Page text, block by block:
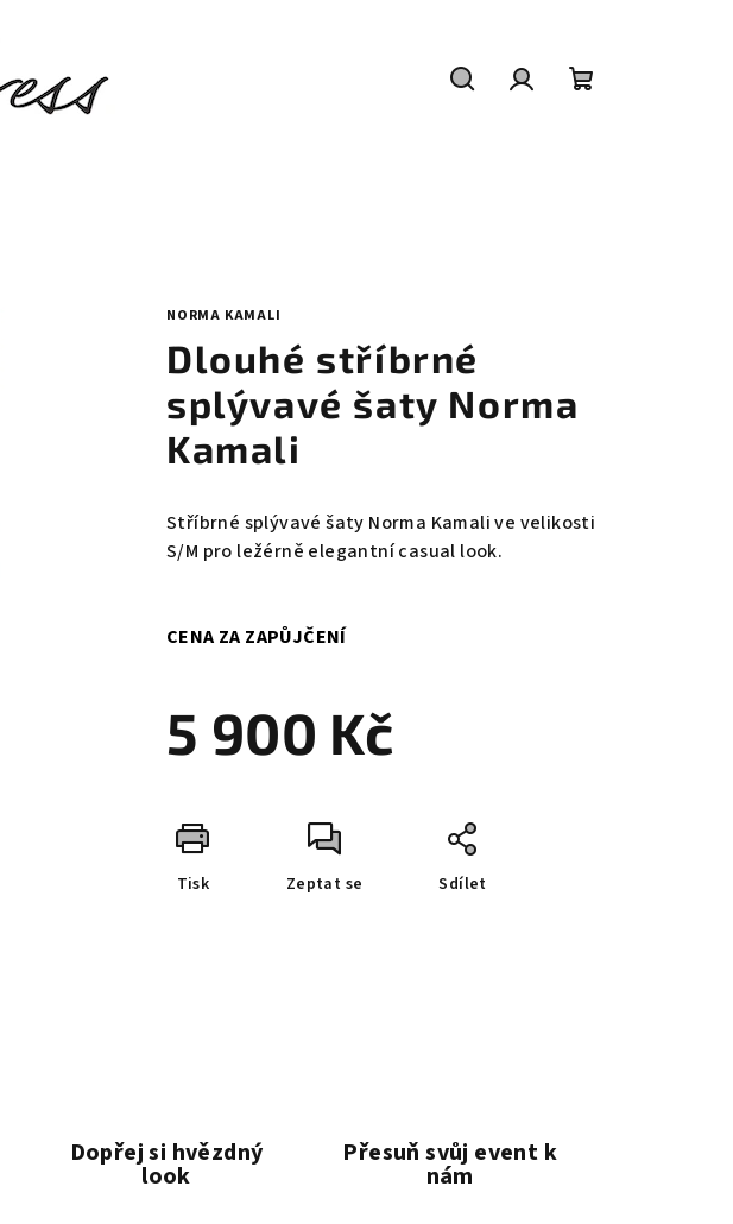
NORMA KAMALI
Dlouhé stříbrné
splývavé šaty Norma
Kamali
Stříbrné splývavé šaty Norma Kamali ve velikosti
S/M pro ležérně elegantní casual look.
5 900 Kč
CENA ZA ZAPŮJČENÍ
Tisk Zeptat se Sdílet
Dopřej si hvězdný
look
Přesuň svůj event k
nám